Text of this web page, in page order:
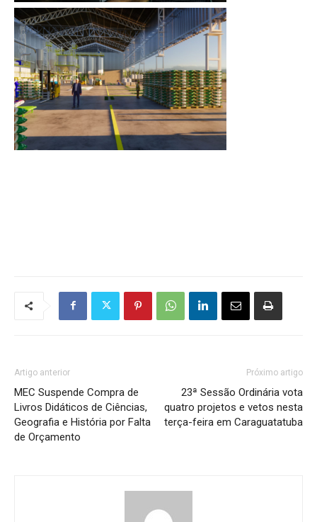
Artigo anterior
MEC Suspende Compra de
Livros Didáticos de Ciências,
Geografia e História por Falta
de Orçamento
Próximo artigo
23ª Sessão Ordinária vota
quatro projetos e vetos nesta
terça-feira em Caraguatatuba